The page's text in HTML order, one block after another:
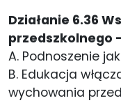
Działanie 6.36
przedszkolnego
A. Podnoszenie
B. Edukacja
wychowania